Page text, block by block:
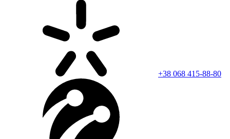
+38 068 415-88-80